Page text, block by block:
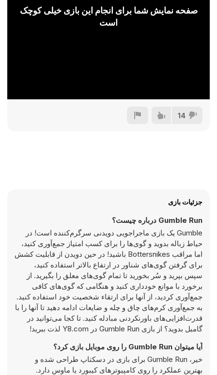
صفحه نمایش شما برای انجام این بازی خیلی کوچک
است
14
جزئیات بازی
Gumble Run درباره چیست؟
Gumble یک بازی ماجراجویی دویدنی سرگرم‌کننده است! در
حیاط زباله بدوید و گوی‌ها را برای کسب امتیاز جمع‌آوری کنید،
اما مراقب Bottersnikes باشید! در حین دویدن از قابلیت کشش
برای گرفتن گوی‌های شناور در ارتفاع بالاتر استفاده کنید،
سپس بپرید و سُر بخورید تا تمام گوی‌های معلق را بگیرید. از
برخورد با موانع خودداری کنید و هنگامی که گوی‌های کافی
جمع‌آوری کردید، از آنها برای ارتقاء شخصیت خود استفاده کنید.
به جمع‌آوری کرم‌های چاق و چله و ضایعات ادامه دهید تا آنها را با
قدرت‌افزایی‌های باورنکردنی مبادله کنید. تا کجا می‌توانید در
گامبل بدوید؟ از بازی Gumble Run در Y8.com لذت ببرید!
آیا میتوان Gumble Run را روی موبایل بازی کرد؟
خیر، Gumble Run برای بازی در دسکتاپ طراحی شده و
بهترین عملکرد را روی کامپیوتر‌های کیبورد یا ماوس دارد.